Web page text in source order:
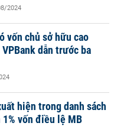
2024
vốn chủ sở hữu cao
dẫn trước ba
hiện trong danh sách
vốn điều lệ MB